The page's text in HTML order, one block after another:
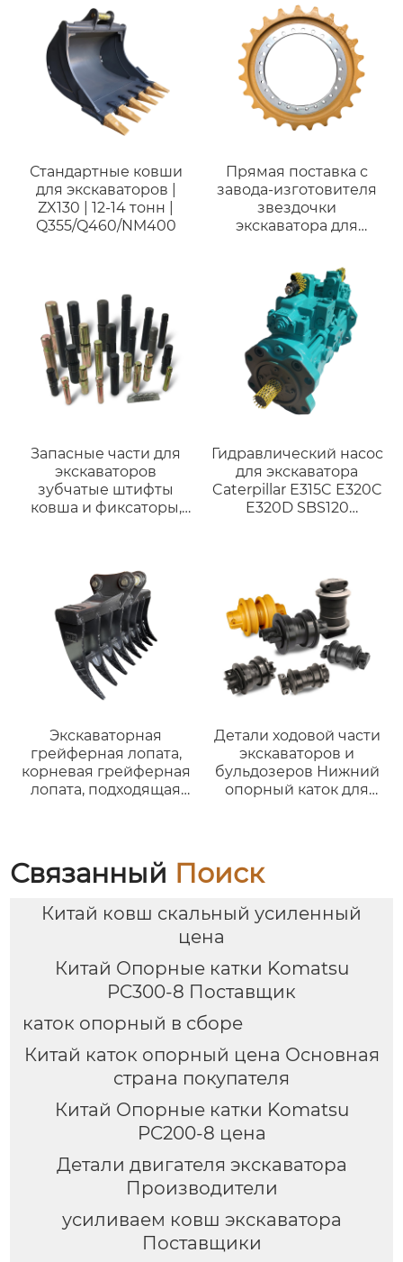
Стандартные ковши
для экскаваторов |
ZX130 | 12-14 тонн |
Q355/Q460/NM400
Прямая поставка с
завода-изготовителя
звездочки
экскаватора для
экскаватора высокого
качества EC210/240
Запасные части для
экскаваторов
зубчатые штифты
ковша и фиксаторы,
Гидравлический насос
для экскаватора
Caterpillar E315C E320C
E320D SBS120
Экскаваторная
грейферная лопата,
корневая грейферная
лопата, подходящая
Детали ходовой части
экскаваторов и
бульдозеров Нижний
опорный каток для
Связанный Поиск
Китай ковш скальный усиленный
цена
Китай Опорные катки Komatsu
PC300-8 Поставщик
каток опорный в сборе
Китай каток опорный цена Основная
страна покупателя
Китай Опорные катки Komatsu
PC200-8 цена
Детали двигателя экскаватора
Производители
усиливаем ковш экскаватора
Поставщики